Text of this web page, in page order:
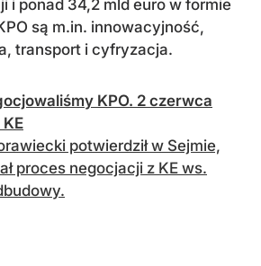
i ponad 34,2 mld euro w formie
są m.in. innowacyjność,
transport i cyfryzacja.
KPO. 2 czerwca
potwierdził w Sejmie,
proces negocjacji z KE ws.